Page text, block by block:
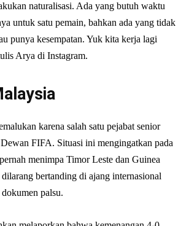
naturalisasi. Ada yang butuh waktu
untuk satu pemain, bahkan ada yang tidak
punya kesempatan. Yuk kita kerja lagi
Arya di Instagram.
karena salah satu pejabat senior
FIFA. Situasi ini mengingatkan pada
menimpa Timor Leste dan Guinea
bertanding di ajang internasional
palsu.